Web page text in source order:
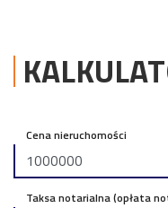
Cena nieruchomości
Taksa notarialna (opłata